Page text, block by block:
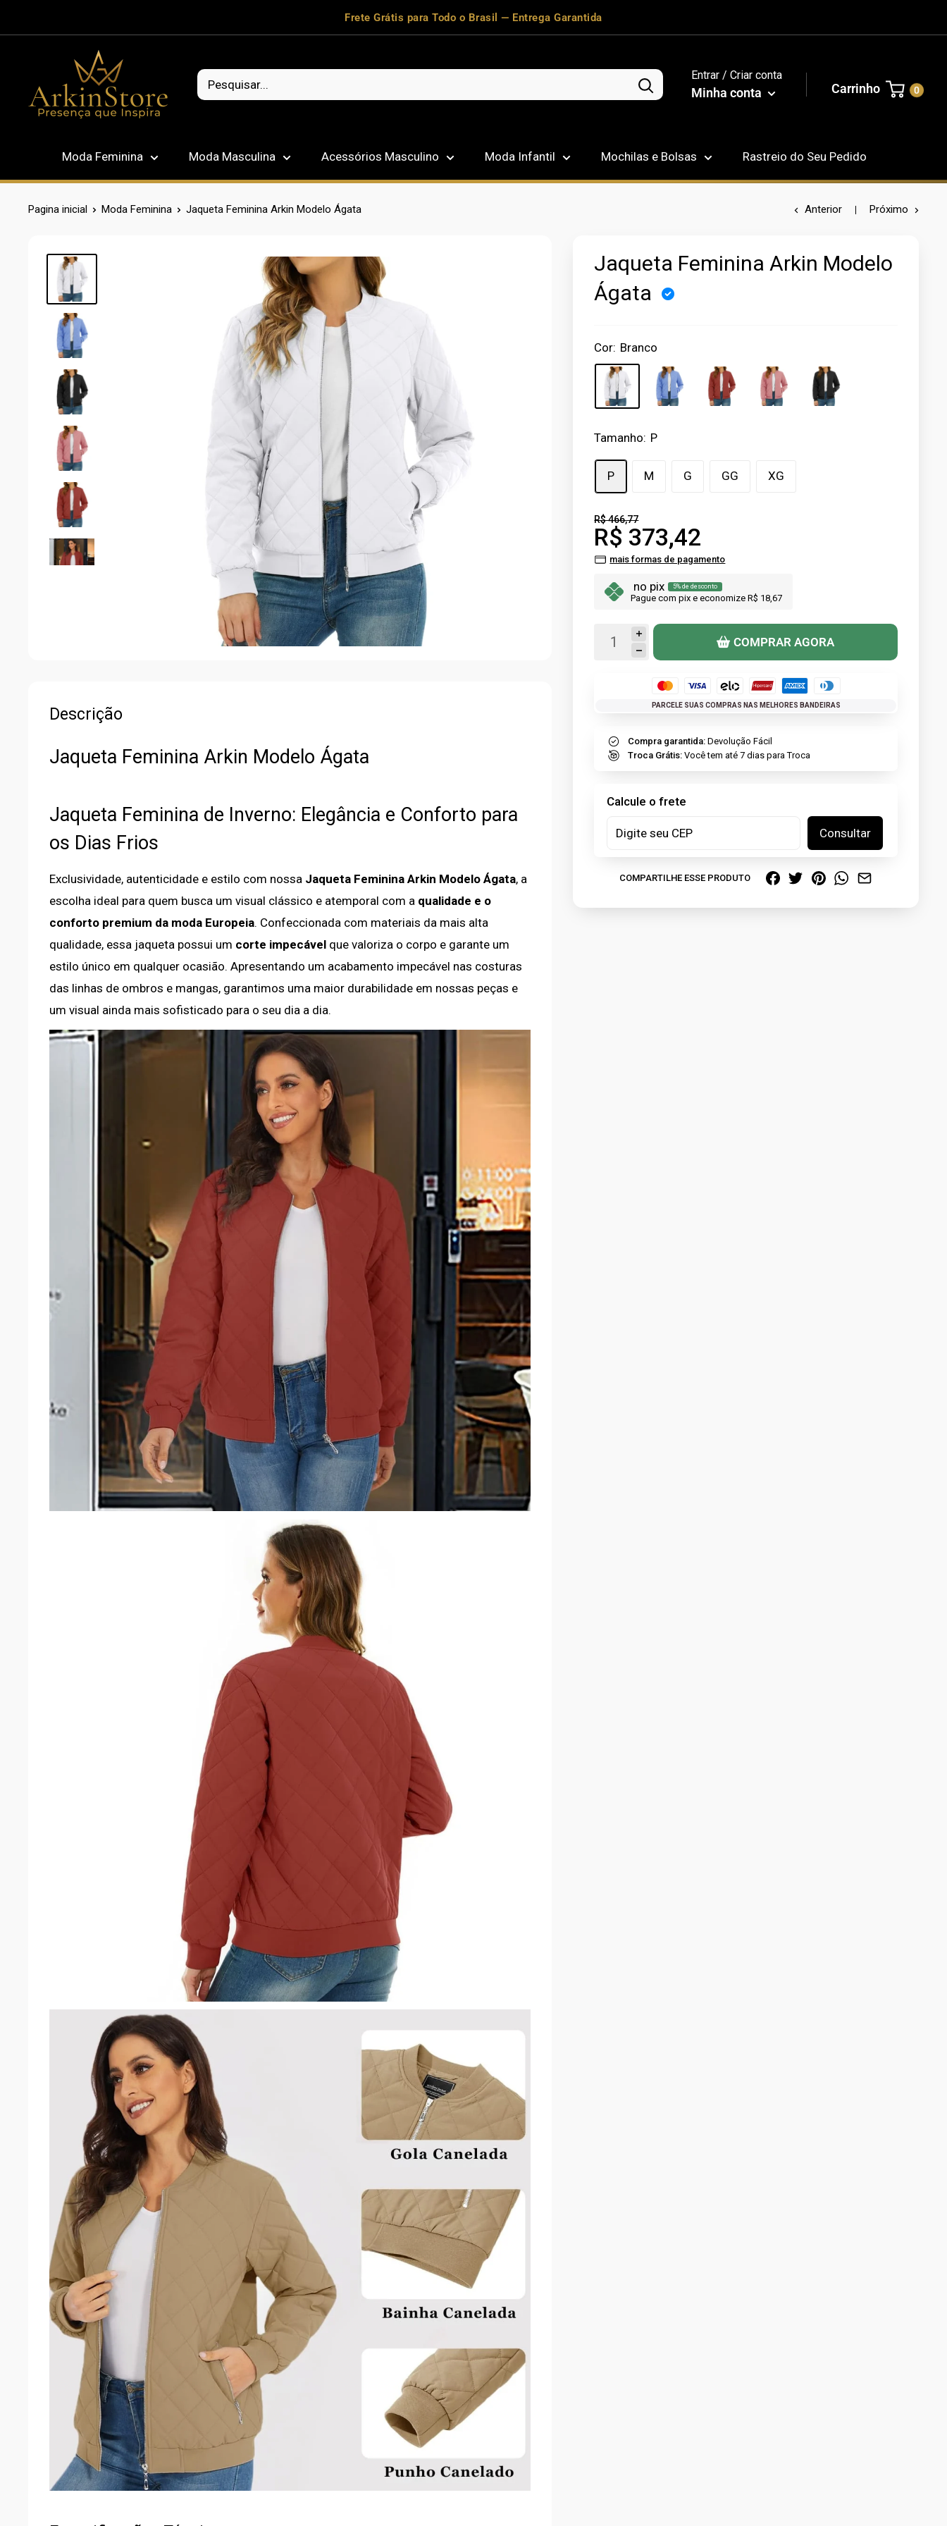
Frete Grátis para Todo o Brasil — Entrega Garantida
Entrar / Criar conta
Minha conta Carrinho 0
Moda Feminina Moda Masculina Acessórios Masculino Moda Infantil Mochilas e Bolsas Rastreio do Seu Pedido
Pagina inicial Moda Feminina Jaqueta Feminina Arkin Modelo Ágata Anterior Próximo
Jaqueta Feminina Arkin Modelo
Ágata
Cor: Branco
Tamanho: P
P M G GG XG
R$ 466,77
R$ 373,42
mais formas de pagamento
no pix 5% de desconto
Pague com pix e economize R$ 18,67
COMPRAR AGORA
PARCELE SUAS COMPRAS NAS MELHORES BANDEIRAS
Compra garantida: Devolução Fácil
Troca Grátis: Você tem até 7 dias para Troca
Calcule o frete
Consultar
COMPARTILHE ESSE PRODUTO
Descrição
Jaqueta Feminina Arkin Modelo Ágata
Jaqueta Feminina de Inverno: Elegância e Conforto para
os Dias Frios
Exclusividade, autenticidade e estilo com nossa Jaqueta Feminina Arkin Modelo Ágata, a
escolha ideal para quem busca um visual clássico e atemporal com a qualidade e o
conforto premium da moda Europeia. Confeccionada com materiais da mais alta
qualidade, essa jaqueta possui um corte impecável que valoriza o corpo e garante um
estilo único em qualquer ocasião. Apresentando um acabamento impecável nas costuras
das linhas de ombros e mangas, garantimos uma maior durabilidade em nossas peças e
um visual ainda mais sofisticado para o seu dia a dia.